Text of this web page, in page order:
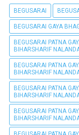
BEGUSARAI
BEGUSARAI GAYA
BEGUSARAI PATNA
BIHARSHARIF
BEGUSARAI PATNA
BIHARSHARIF
BEGUSARAI PATNA
BIHARSHARIF
BEGUSARAI PATNA
BIHARSHARIF